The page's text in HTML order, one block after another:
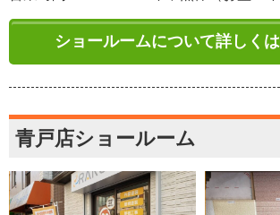
ショールームについて詳しく
青戸店ショールーム